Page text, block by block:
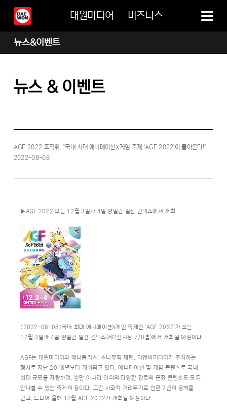
대원미디어 비즈니스
뉴스&이벤트
뉴스 & 이벤트
AGF 2022 조직위, "국내 최대 애니메이션X게임 축제 'AGF 2022'이 돌아온다!"
2022-08-08
▶AGF 2022 오는 12월 3일과 4일 양일간 일산 킨텍스에서 개최
<2022-08-08>국내 최대 애니메이션X게임 축제인 'AGF 2022'가 오는
12월 3일과 4일 양일간 일산 킨텍스(제2전시장 7/8홀)에서 개최될 예정이다.
AGF는 대원미디어와 애니플러스, 소니뮤직 재팬, 디앤씨미디어가 주최하는
행사로 지난 2018년부터 개최되고 있다. 애니메이션 및 게임 콘텐츠로 국내
최대 규모를 자랑하며, 뿐만 아니라 이외의 다양한 장르의 문화 콘텐츠도 모두
만나볼 수 있는 축제의 장이다. 그간 사회적 거리두기로 인한 2년의 공백을
딛고, 드디어 올해 12월 AGF 2022가 개최될 예정이다.